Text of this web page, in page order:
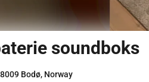
soundboks
8009 Bodø, Norway